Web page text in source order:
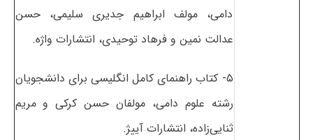
دامی، مولف ابراهیم جدیری سلیمی، حسن
عدالت نمین و فرهاد توحیدی، انتشارات واژه.
۵- کتاب راهنمای کامل انگلیسی برای دانشجویان
رشته علوم دامی، مولفان حسن کرکی و مریم
ثنایی‌زاده، انتشارات آییژ.